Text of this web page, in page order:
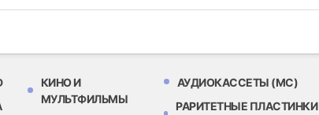
КИНО И
МУЛЬТФИЛЬМЫ
АУДИОКАССЕТЫ (MC)
РАРИТЕТНЫЕ ПЛАСТИНКИ